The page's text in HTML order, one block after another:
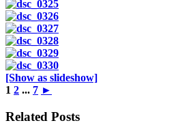
[Show as slideshow]
1 2 ... 7 ►
Related Posts